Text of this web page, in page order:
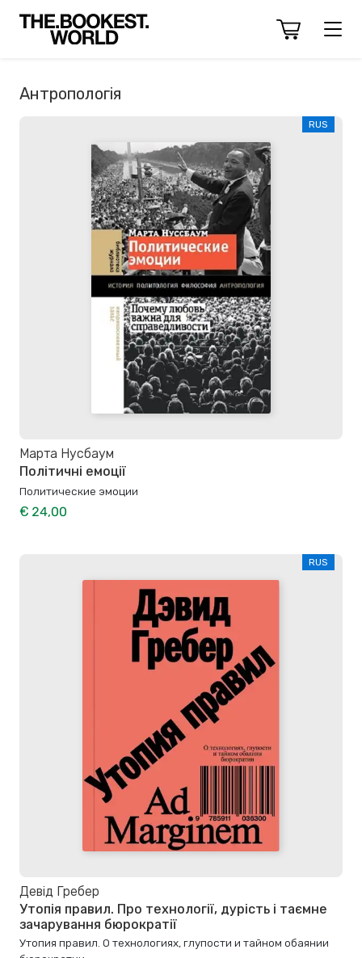
Антропологія
RUS
Марта Нусбаум
Політичні емоції
Политические эмоции
€ 24,00
RUS
Девід Гребер
Утопія правил. Про технології, дурість і таємне
зачарування бюрократії
Утопия правил. О технологиях, глупости и тайном обаянии